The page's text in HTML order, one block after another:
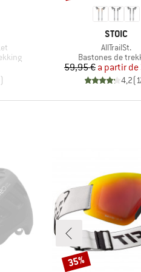
)
MARCA
STOIC
Artículo
AllTrailSt.
Product group
Bastones de
Precio
59,95 € a partir de
4,2(
Descuento
35%